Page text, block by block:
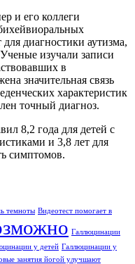
и его коллеги
диагностики аутизма,
изучали записи
в
значительная связь
характеристик
точный диагноз.
8,2 года для детей с
и 3,8 лет для
симптомов.
темноты Видеотест помогает в
Галлюцинации
у детей Галлюцинации у
занятия йогой улучшают